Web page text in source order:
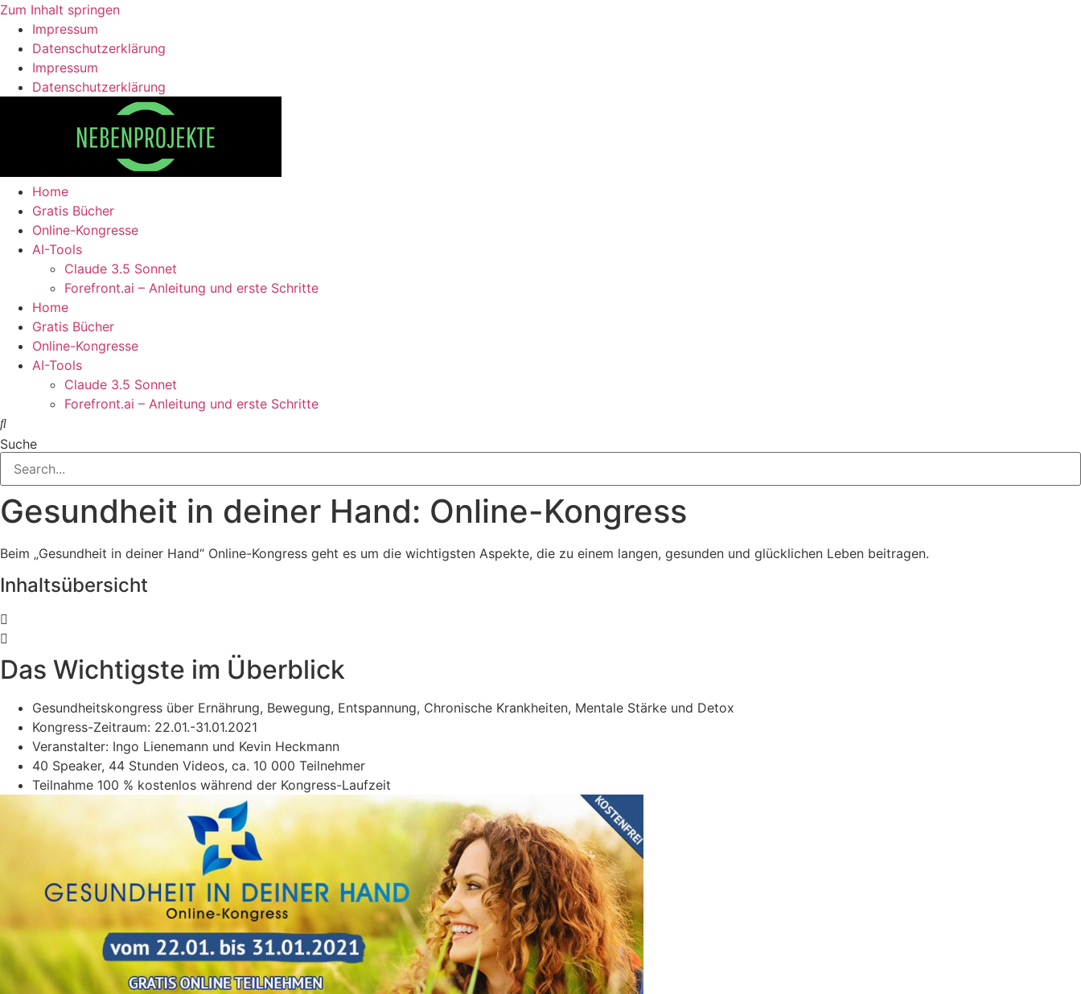
Zum Inhalt springen
Impressum
Datenschutzerklärung
Impressum
Datenschutzerklärung
Home
Gratis Bücher
Online-Kongresse
AI-Tools
Claude 3.5 Sonnet
Forefront.ai – Anleitung und erste Schritte
Home
Gratis Bücher
Online-Kongresse
AI-Tools
Claude 3.5 Sonnet
Forefront.ai – Anleitung und erste Schritte
Suche
Gesundheit in deiner Hand: Online-Kongress
Beim „Gesundheit in deiner Hand“ Online-Kongress geht es um die wichtigsten Aspekte, die zu einem langen, gesunden und glücklichen Leben beitragen.
Inhaltsübersicht
Das Wichtigste im Überblick
Gesundheitskongress über Ernährung, Bewegung, Entspannung, Chronische Krankheiten, Mentale Stärke und Detox
Kongress-Zeitraum: 22.01.-31.01.2021
Veranstalter: Ingo Lienemann und Kevin Heckmann
40 Speaker, 44 Stunden Videos, ca. 10 000 Teilnehmer
Teilnahme 100 % kostenlos während der Kongress-Laufzeit